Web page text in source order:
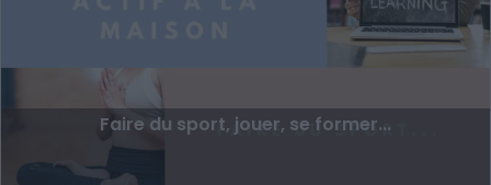
Faire du sport, jouer, se former...